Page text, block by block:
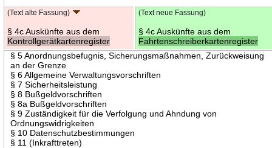
(Text alte Fassung)
§ 4c Auskünfte aus dem
Kontrollgerätkartenregister
(Text neue Fassung)
§ 4c Auskünfte aus dem
Fahrtenschreiberkartenregister
§ 5 Anordnungsbefugnis, Sicherungsmaßnahmen, Zurückweisung
an der Grenze
§ 6 Allgemeine Verwaltungsvorschriften
§ 7 Sicherheitsleistung
§ 8 Bußgeldvorschriften
§ 8a Bußgeldvorschriften
§ 9 Zuständigkeit für die Verfolgung und Ahndung von
Ordnungswidrigkeiten
§ 10 Datenschutzbestimmungen
§ 11 (Inkrafttreten)